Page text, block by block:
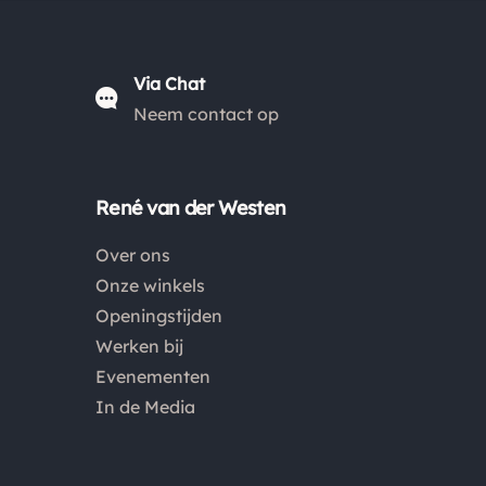
dagen. De retourkosten bedragen € 6.75 en zijn voor
Via Chat
Neem contact op
René van der Westen
Over ons
Onze winkels
Openingstijden
Werken bij
Evenementen
In de Media